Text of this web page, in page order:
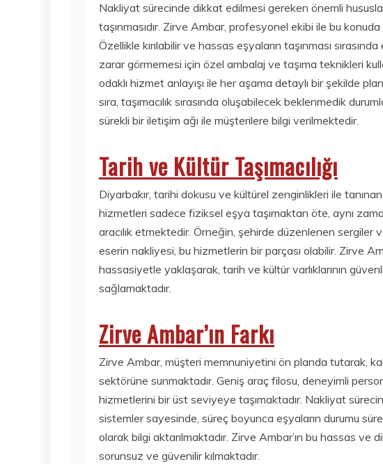
Nakliyat sürecinde dikkat edilmesi gereken önemli
taşınmasıdır. Zirve Ambar, profesyonel ekibi ile bu
Özellikle kırılabilir ve hassas eşyaların taşınması
zarar görmemesi için özel ambalaj ve taşıma teknikleri
odaklı hizmet anlayışı ile her aşama detaylı bir şekilde
sıra, taşımacılık sırasında oluşabilecek beklenmedik
sürekli bir iletişim ağı ile müşterilere bilgi verilmektedir.
Tarih ve Kültür Taşımacılığı
Diyarbakır, tarihi dokusu ve kültürel zenginlikleri ile
hizmetleri sadece fiziksel eşya taşımaktan öte, aynı
aracılık etmektedir. Örneğin, şehirde düzenlenen
eserin nakliyesi, bu hizmetlerin bir parçası olabilir. Zirve
hassasiyetle yaklaşarak, tarih ve kültür varlıklarının
sağlamaktadır.
Zirve Ambar’ın Farkı
Zirve Ambar, müşteri memnuniyetini ön planda tutarak,
sektörüne sunmaktadır. Geniş araç filosu, deneyimli
hizmetlerini bir üst seviyeye taşımaktadır. Nakliyat
sistemler sayesinde, süreç boyunca eşyaların durumu
olarak bilgi aktarılmaktadır. Zirve Ambar’ın bu hassas ve
sorunsuz ve güvenilir kılmaktadır.